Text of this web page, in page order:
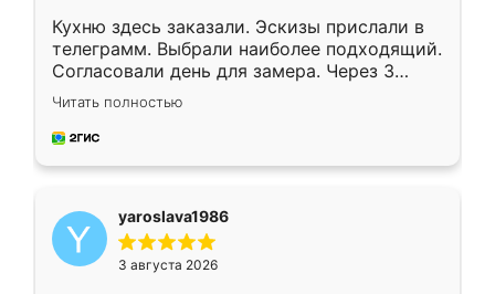
Кухню здесь заказали. Эскизы прислали в
телеграмм. Выбрали наиболее подходящий.
Согласовали день для замера. Через 3
недели кухня была уже готова. Остались
довольны работой. Спасибо Ренессанс
мебель за качественную работу!
Читать полностью
yaroslava1986
3 августа 2026